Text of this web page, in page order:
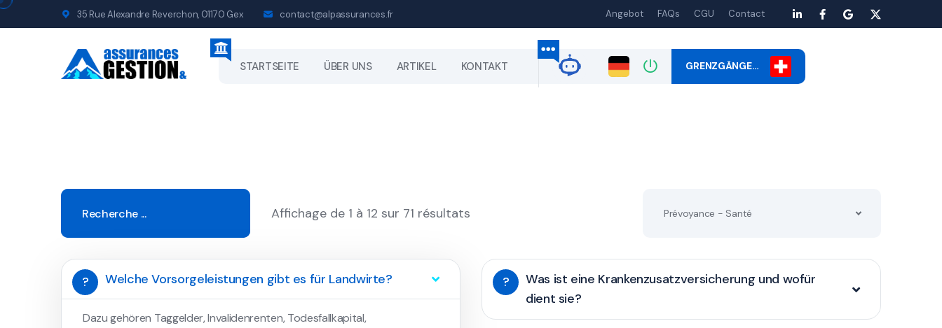
35 Rue Alexandre Reverchon, 01170 Gex contact@alpassurances.fr Angebot FAQs CGU Contact
STARTSEITE ÜBER UNS ARTIKEL KONTAKT GRENZGÄNGE…
Affichage de 1 à 12 sur 71 résultats Prévoyance - Santé
? Welche Vorsorgeleistungen gibt es für Landwirte?
Dazu gehören Taggelder, Invalidenrenten, Todesfallkapital,
?
Was ist eine Krankenzusatzversicherung und wofür
dient sie?